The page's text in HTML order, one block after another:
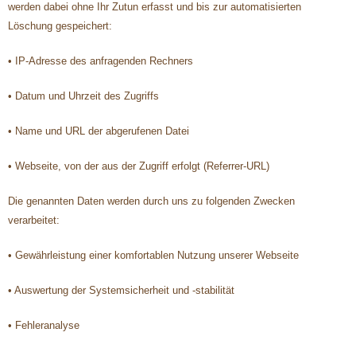
werden dabei ohne Ihr Zutun erfasst und bis zur automatisierten
Löschung gespeichert:
• IP-Adresse des anfragenden Rechners
• Datum und Uhrzeit des Zugriffs
• Name und URL der abgerufenen Datei
• Webseite, von der aus der Zugriff erfolgt (Referrer-URL)
Die genannten Daten werden durch uns zu folgenden Zwecken
verarbeitet:
• Gewährleistung einer komfortablen Nutzung unserer Webseite
• Auswertung der Systemsicherheit und -stabilität
• Fehleranalyse